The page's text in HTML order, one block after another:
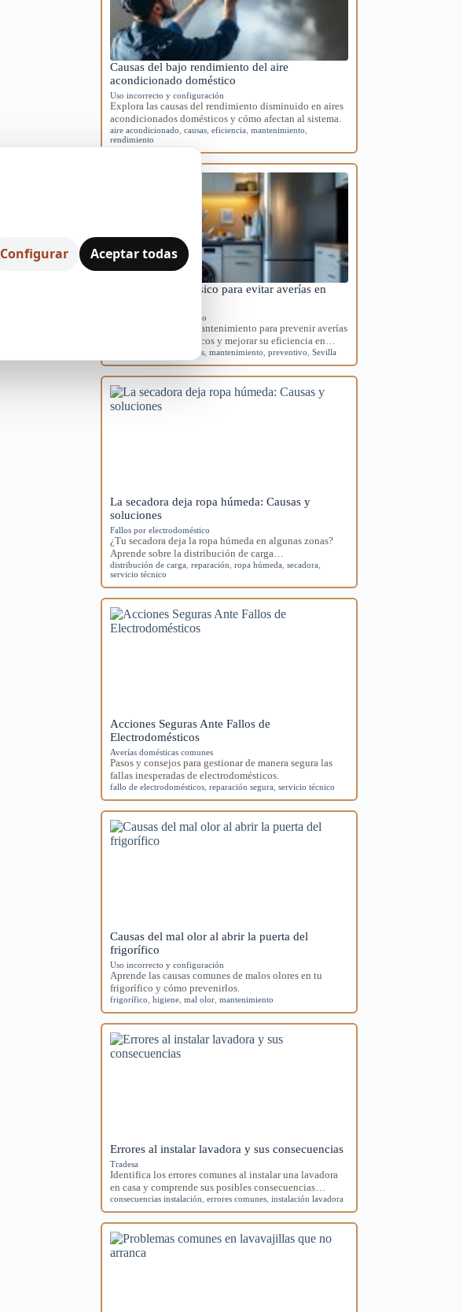
Causas del bajo rendimiento del aire
acondicionado doméstico
Uso incorrecto y configuración
Explora las causas del rendimiento disminuido en aires
acondicionados domésticos y cómo afectan al sistema.
aire acondicionado ,causas ,eficiencia ,mantenimiento
rendimiento
Mantenimiento básico para evitar averías en
Mantenimiento preventivo
Aprende rutinas de mantenimiento para prevenir averías
en tus electrodomésticos y mejorar su eficiencia en…
electrodomésticos ,mantenimiento ,preventivo ,Sevilla
La secadora deja ropa húmeda: Causas y
soluciones
Fallos por electrodoméstico
¿Tu secadora deja la ropa húmeda en algunas zonas?
Aprende sobre la distribución de carga…
distribución de carga ,reparación ,ropa húmeda ,secadora
servicio técnico
Acciones Seguras Ante Fallos de
Electrodomésticos
Averías domésticas comunes
Pasos y consejos para gestionar de manera segura las
fallas inesperadas de electrodomésticos.
fallo de electrodomésticos ,reparación segura ,servicio técnico
Causas del mal olor al abrir la puerta del
frigorífico
Uso incorrecto y configuración
Aprende las causas comunes de malos olores en tu
frigorífico y cómo prevenirlos.
frigorífico ,higiene ,mal olor ,mantenimiento
Errores al instalar lavadora y sus consecuencias
Tradesa
Identifica los errores comunes al instalar una lavadora
en casa y comprende sus posibles consecuencias…
consecuencias instalación ,errores comunes ,instalación lavadora
Configurar Aceptar todas